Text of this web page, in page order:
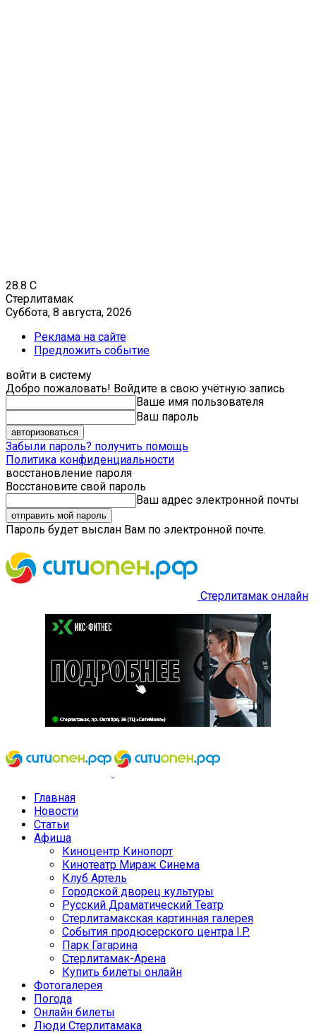
28.8 C
Стерлитамак
Суббота, 8 августа, 2026
Реклама на сайте
Предложить событие
войти в систему
Добро пожаловать! Войдите в свою учётную запись
Ваше имя пользователя
Ваш пароль
Забыли пароль? получить помощь
Политика конфиденциальности
восстановление пароля
Восстановите свой пароль
Ваш адрес электронной почты
Пароль будет выслан Вам по электронной почте.
Стерлитамак онлайн
Главная
Новости
Статьи
Афиша
Киноцентр Кинопорт
Кинотеатр Мираж Синема
Клуб Артель
Городской дворец культуры
Русский Драматический Театр
Стерлитамакская картинная галерея
События продюсерского центра I.P.
Парк Гагарина
Стерлитамак-Арена
Купить билеты онлайн
Фотогалерея
Погода
Онлайн билеты
Люди Стерлитамака